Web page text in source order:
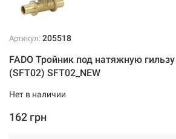
Артикул: 205518
FADO Тройник под натяжную
(SFT02) SFT02_NEW
Нет в наличии
162 грн